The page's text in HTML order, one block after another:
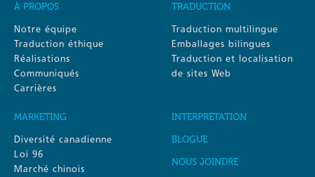
À PROPOS
Notre équipe
Traduction éthique
Réalisations
Communiqués
Carrières
TRADUCTION
Traduction multilingue
Emballages bilingues
Traduction et localisation
de sites Web
MARKETING
Diversité canadienne
Loi 96
Marché chinois
INTERPRÉTATION
BLOGUE
NOUS JOINDRE